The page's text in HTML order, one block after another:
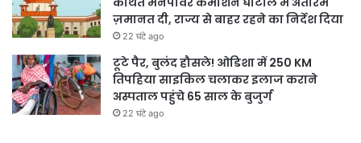
ज़मानत दी, राज्य से बाहर रहने का निर्देश दिया
22 घंटे ago
टूटे पैर, बुलंद हौसले! ओडिशा में 250 KM
तिपहिया साइकिल चलाकर इलाज कराने
अस्पताल पहुंचे 65 साल के बुजुर्ग
22 घंटे ago